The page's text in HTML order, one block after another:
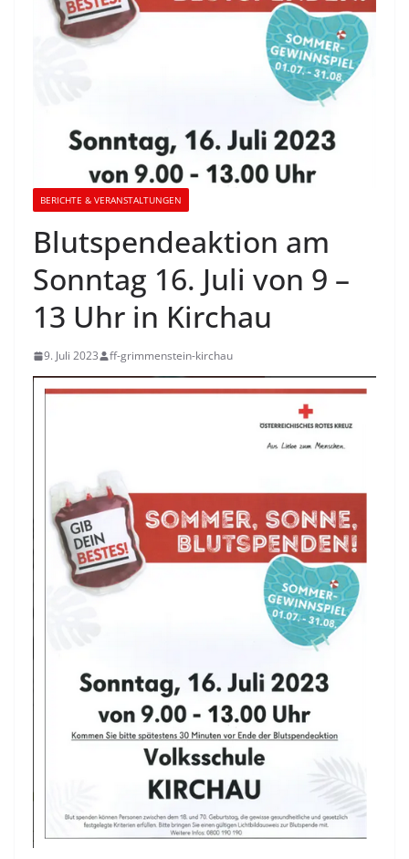
BERICHTE & VERANSTALTUNGEN
Blutspendeaktion am
Sonntag 16. Juli von 9 –
13 Uhr in Kirchau
9. Juli 2023 ff-grimmenstein-kirchau